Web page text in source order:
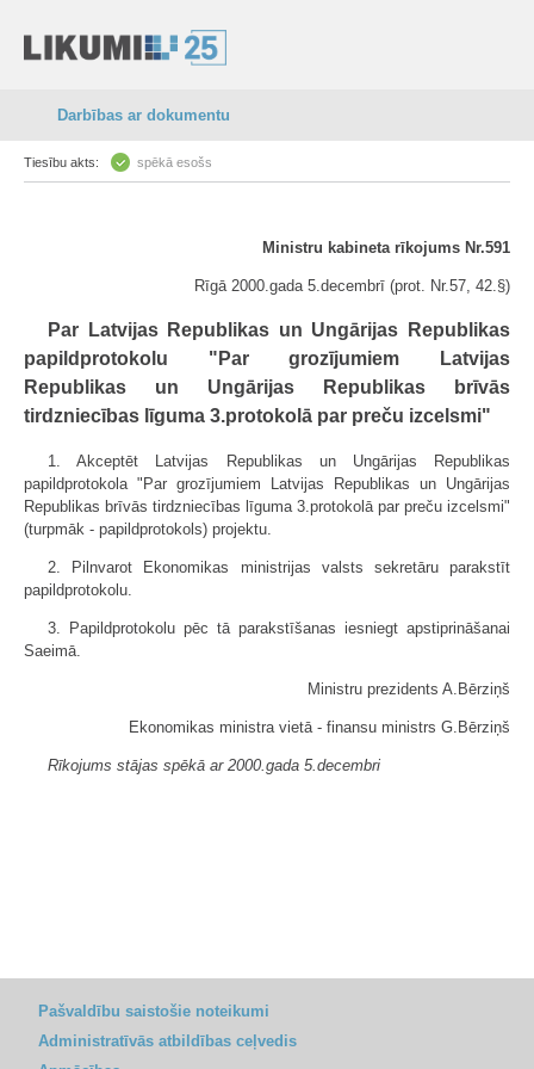
Darbības ar dokumentu
Tiesību akts: spēkā esošs
Ministru kabineta rīkojums Nr.591
Rīgā 2000.gada 5.decembrī (prot. Nr.57, 42.§)
Par Latvijas Republikas un Ungārijas Republikas
papildprotokolu "Par grozījumiem Latvijas
Republikas un Ungārijas Republikas brīvās
tirdzniecības līguma 3.protokolā par preču izcelsmi"
1. Akceptēt Latvijas Republikas un Ungārijas Republikas
papildprotokola "Par grozījumiem Latvijas Republikas un Ungārijas
Republikas brīvās tirdzniecības līguma 3.protokolā par preču izcelsmi"
(turpmāk - papildprotokols) projektu.
2. Pilnvarot Ekonomikas ministrijas valsts sekretāru parakstīt
papildprotokolu.
3. Papildprotokolu pēc tā parakstīšanas iesniegt apstiprināšanai
Saeimā.
Ministru prezidents A.Bērziņš
Ekonomikas ministra vietā - finansu ministrs G.Bērziņš
Rīkojums stājas spēkā ar 2000.gada 5.decembri
Pašvaldību saistošie noteikumi
Administratīvās atbildības ceļvedis